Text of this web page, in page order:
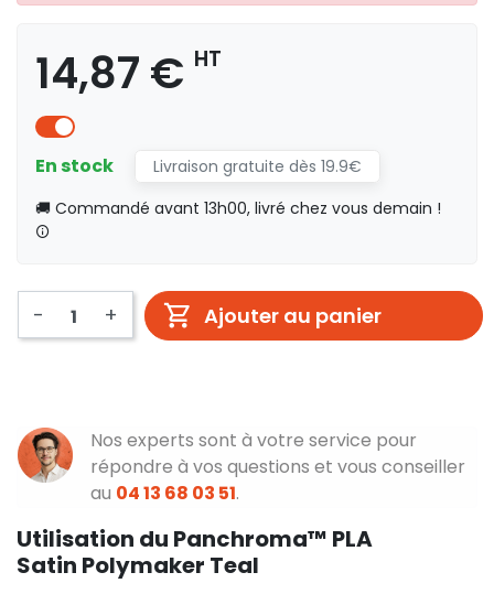
14,87 € HT
En stock
Livraison gratuite dès 19.9€
🚚 Commandé avant 13h00, livré chez vous demain !
- + Ajouter au panier
Nos experts sont à votre service pour
répondre à vos questions et vous conseiller
au 04 13 68 03 51.
Utilisation du Panchroma™ PLA
Satin Polymaker Teal